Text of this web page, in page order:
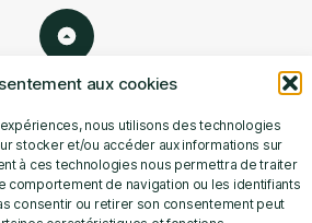
aux cookies
nous utilisons des technologies
stocker et/ou accéder aux informations sur
à ces technologies nous permettra de traiter
comportement de navigation ou les identifiants
consentir ou retirer son consentement peut
de Données Personnelles
Générales de Ventes
Nous rejoindre ?